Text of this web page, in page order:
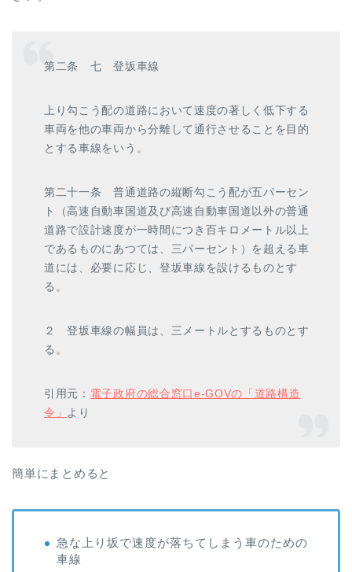
第二条 七 登坂車線
上り勾こう配の道路において速度の著しく低下する
車両を他の車両から分離して通行させることを目的
とする車線をいう。
第二十一条 普通道路の縦断勾こう配が五パーセン
ト（高速自動車国道及び高速自動車国道以外の普通
道路で設計速度が一時間につき百キロメートル以上
であるものにあつては、三パーセント）を超える車
道には、必要に応じ、登坂車線を設けるものとす
る。
２ 登坂車線の幅員は、三メートルとするものとす
る。
引用元： 電子政府の総合窓口e-GOVの「道路構造
令」
より
簡単にまとめると
急な上り坂で速度が落ちてしまう車のための
車線